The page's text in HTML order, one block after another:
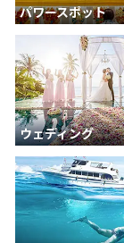
パワースポット
ウェディング